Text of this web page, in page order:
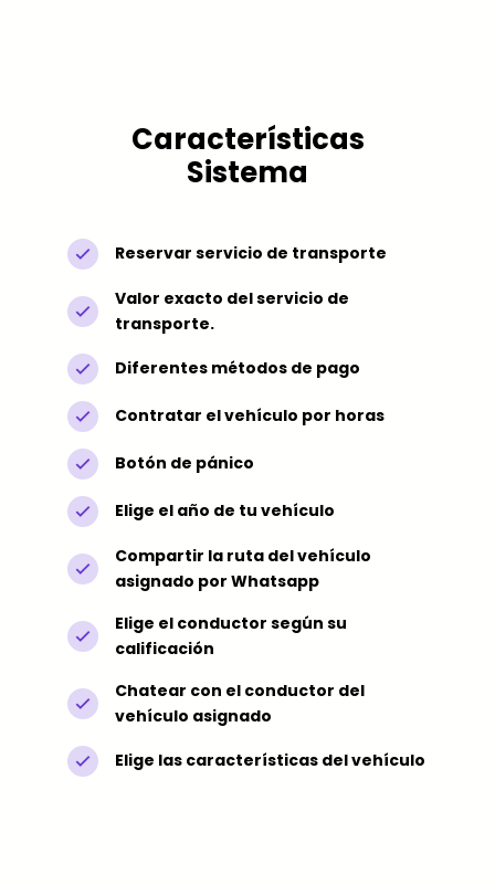
Características
Sistema
Reservar servicio de transporte
Valor exacto del servicio de
transporte.
Diferentes métodos de pago
Contratar el vehículo por horas
Botón de pánico
Elige el año de tu vehículo
Compartir la ruta del vehículo
asignado por Whatsapp
Elige el conductor según su
calificación
Chatear con el conductor del
vehículo asignado
Elige las características del vehículo